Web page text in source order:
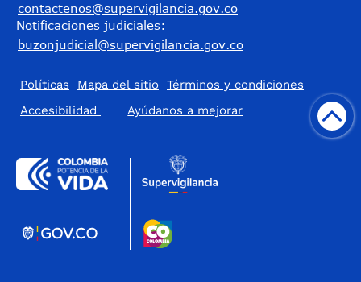
contactenos@supervigilancia.gov.co
Notificaciones judiciales:
buzonjudicial@supervigilancia.gov.co
Políticas Mapa del sitio
Términos y condiciones
Accesibilidad
​Ayúdanos a mejorar